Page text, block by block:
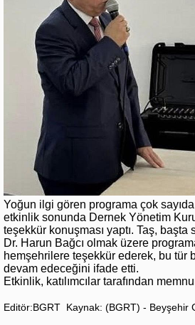
Yoğun ilgi gören programa çok sayıda
etkinlik sonunda Dernek Yönetim
teşekkür konuşması yaptı. Taş,
Dr. Harun Bağcı olmak üzere
hemşehrilere teşekkür ederek, bu tür
devam edeceğini ifade etti.
Etkinlik, katılımcılar tarafından
Editör:BGRT Kaynak: (BGRT) - Beyşehir